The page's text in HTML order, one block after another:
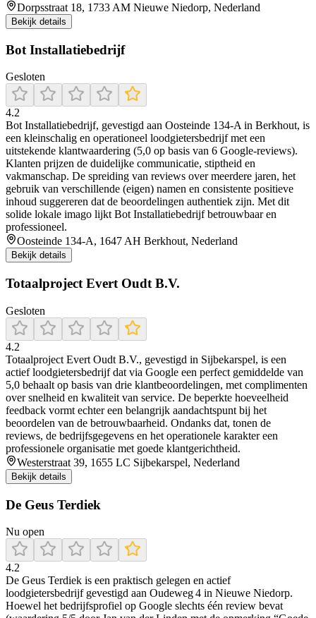
Dorpsstraat 18, 1733 AM Nieuwe Niedorp, Nederland
Bekijk details
Bot Installatiebedrijf
Gesloten
4.2
Bot Installatiebedrijf, gevestigd aan Oosteinde 134‑A in Berkhout, is
een kleinschalig en operationeel loodgietersbedrijf met een
uitstekende klantwaardering (5,0 op basis van 6 Google‑reviews).
Klanten prijzen de duidelijke communicatie, stiptheid en
vakmanschap. De spreiding van reviews over meerdere jaren, het
gebruik van verschillende (eigen) namen en consistente positieve
inhoud suggereren dat de beoordelingen authentiek zijn. Met dit
solide lokale imago lijkt Bot Installatiebedrijf betrouwbaar en
professioneel.
Oosteinde 134-A, 1647 AH Berkhout, Nederland
Bekijk details
Totaalproject Evert Oudt B.V.
Gesloten
4.2
Totaalproject Evert Oudt B.V., gevestigd in Sijbekarspel, is een
actief loodgietersbedrijf dat via Google een perfect gemiddelde van
5,0 behaalt op basis van drie klantbeoordelingen, met complimenten
over snelheid en kwaliteit van service. De beperkte hoeveelheid
feedback vormt echter een belangrijk aandachtspunt bij het
beoordelen van de betrouwbaarheid. Ondanks dat, tonen de
reviews, de bedrijfsgegevens en het operationele karakter een
professionele organisatie met goede klantgerichtheid.
Westerstraat 39, 1655 LC Sijbekarspel, Nederland
Bekijk details
De Geus Terdiek
Nu open
4.2
De Geus Terdiek is een praktisch gelegen en actief
loodgietersbedrijf gevestigd aan Oudeweg 4 in Nieuwe Niedorp.
Hoewel het bedrijfsprofiel op Google slechts één review bevat